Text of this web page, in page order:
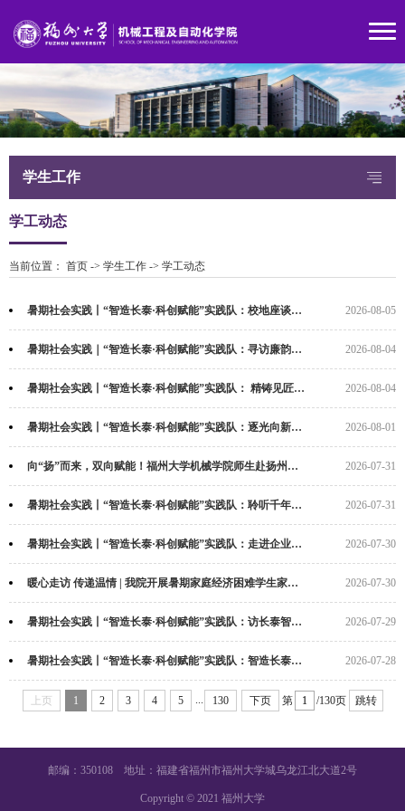
学生工作
学工动态
当前位置： 首页 -> 学生工作 -> 学工动态
暑期社会实践丨“智造长泰·科创赋能”实践队：校地座谈聚合力，产教融合启新程（8） 2026-08-05
暑期社会实践｜“智造长泰·科创赋能”实践队：寻访廉韵文脉 体悟赶考初心（7） 2026-08-04
暑期社会实践丨“智造长泰·科创赋能”实践队： 精铸见匠心 智联启新程（6） 2026-08-04
暑期社会实践丨“智造长泰·科创赋能”实践队：逐光向新探智造 精工细作护成长（5） 2026-08-01
向“扬”而来，双向赋能！福州大学机械学院师生赴扬州参加“奋进万亿·青春飞‘扬’... 2026-07-31
暑期社会实践丨“智造长泰·科创赋能”实践队：聆听千年琴韵 感悟匠心传承(4) 2026-07-31
暑期社会实践丨“智造长泰·科创赋能”实践队：走进企业一线 感受长泰智造新动能（3... 2026-07-30
暖心走访 传递温情 | 我院开展暑期家庭经济困难学生家访活动 2026-07-30
暑期社会实践丨“智造长泰·科创赋能”实践队：访长泰智造企业，深耕行业前沿实践（... 2026-07-29
暑期社会实践丨“智造长泰·科创赋能”实践队：智造长泰赋新能，青春践悟文脉行（1） 2026-07-28
上页 1 2 3 4 5 ... 130 下页 第 /130页 跳转
邮编：350108 地址：福建省福州市福州大学城乌龙江北大道2号
Copyright © 2021 福州大学